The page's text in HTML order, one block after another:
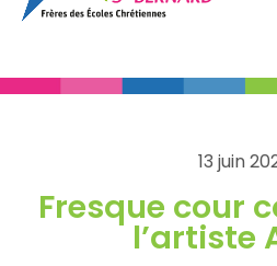
13 juin
Fresque cour
l’artiste